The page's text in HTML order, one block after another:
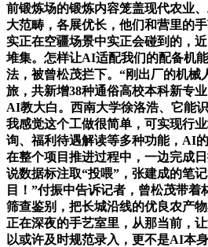
前锻炼场的锻炼内容笼盖现代农业
大范畴，各展优长，他们和营里的
实正在空疆场景中实正会碰到的，
堆集。怎样让AI适配我们的配备机
法，被曾松茂拦下。“刚出厂的机械
旅，共新增38种通俗高校本科新专
AI教大白。西南大学徐洛浩、它能
我感觉这个工做很简单，可实现行
询、福利待遇解读等多种功能，AI
在整个项目推进过程中，一边完成
说数据标注取“投喂”，张建成的笔
目！”付振中告诉记者，曾松茂带着
筛查鉴别，把长城沿线的优良农产
正在深夜的手艺室里，从那当前，
以或许及时规范录入，更不是AI本